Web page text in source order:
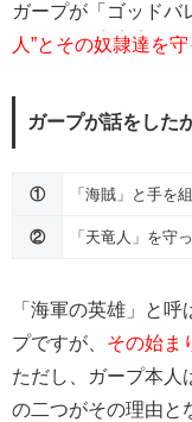
ガープが「ゴッドバ
人”とその奴隷達
・・・
を
ガープが話をした
① 「海賊」と手を
② 「天竜人」を守
「海軍の英雄」と
プですが、 その始ま
ただし、ガープ本人
の二つがその理由と